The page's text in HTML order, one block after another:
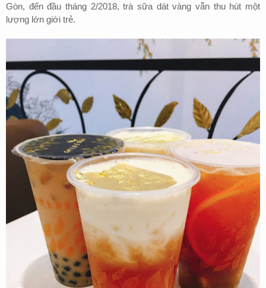
Gòn, đến đầu tháng 2/2018, trà sữa dát vàng vẫn thu hút một
lượng lớn giới trẻ.